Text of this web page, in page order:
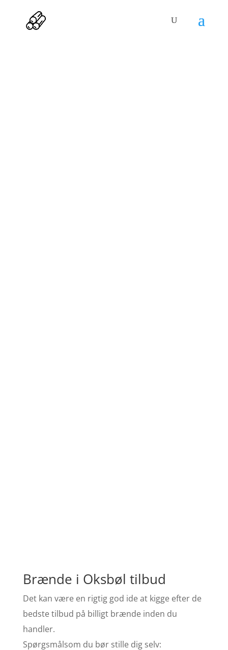
Brænde i Oksbøl tilbud
Det kan være en rigtig god ide at kigge efter de
bedste tilbud på billigt brænde inden du
handler.
Spørgsmålsom du bør stille dig selv: